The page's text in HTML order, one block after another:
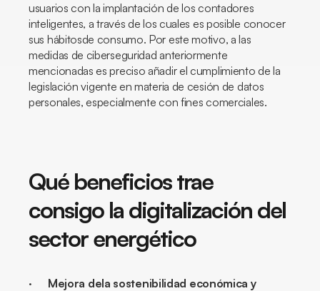
usuarios con la implantación de los contadores
inteligentes, a través de los cuales es posible conocer
sus hábitosde consumo. Por este motivo, a las
medidas de ciberseguridad anteriormente
mencionadas es preciso añadir el cumplimiento de la
legislación vigente en materia de cesión de datos
personales, especialmente con fines comerciales.
Qué beneficios trae
consigo la digitalización del
sector energético
· Mejora dela sostenibilidad económica y